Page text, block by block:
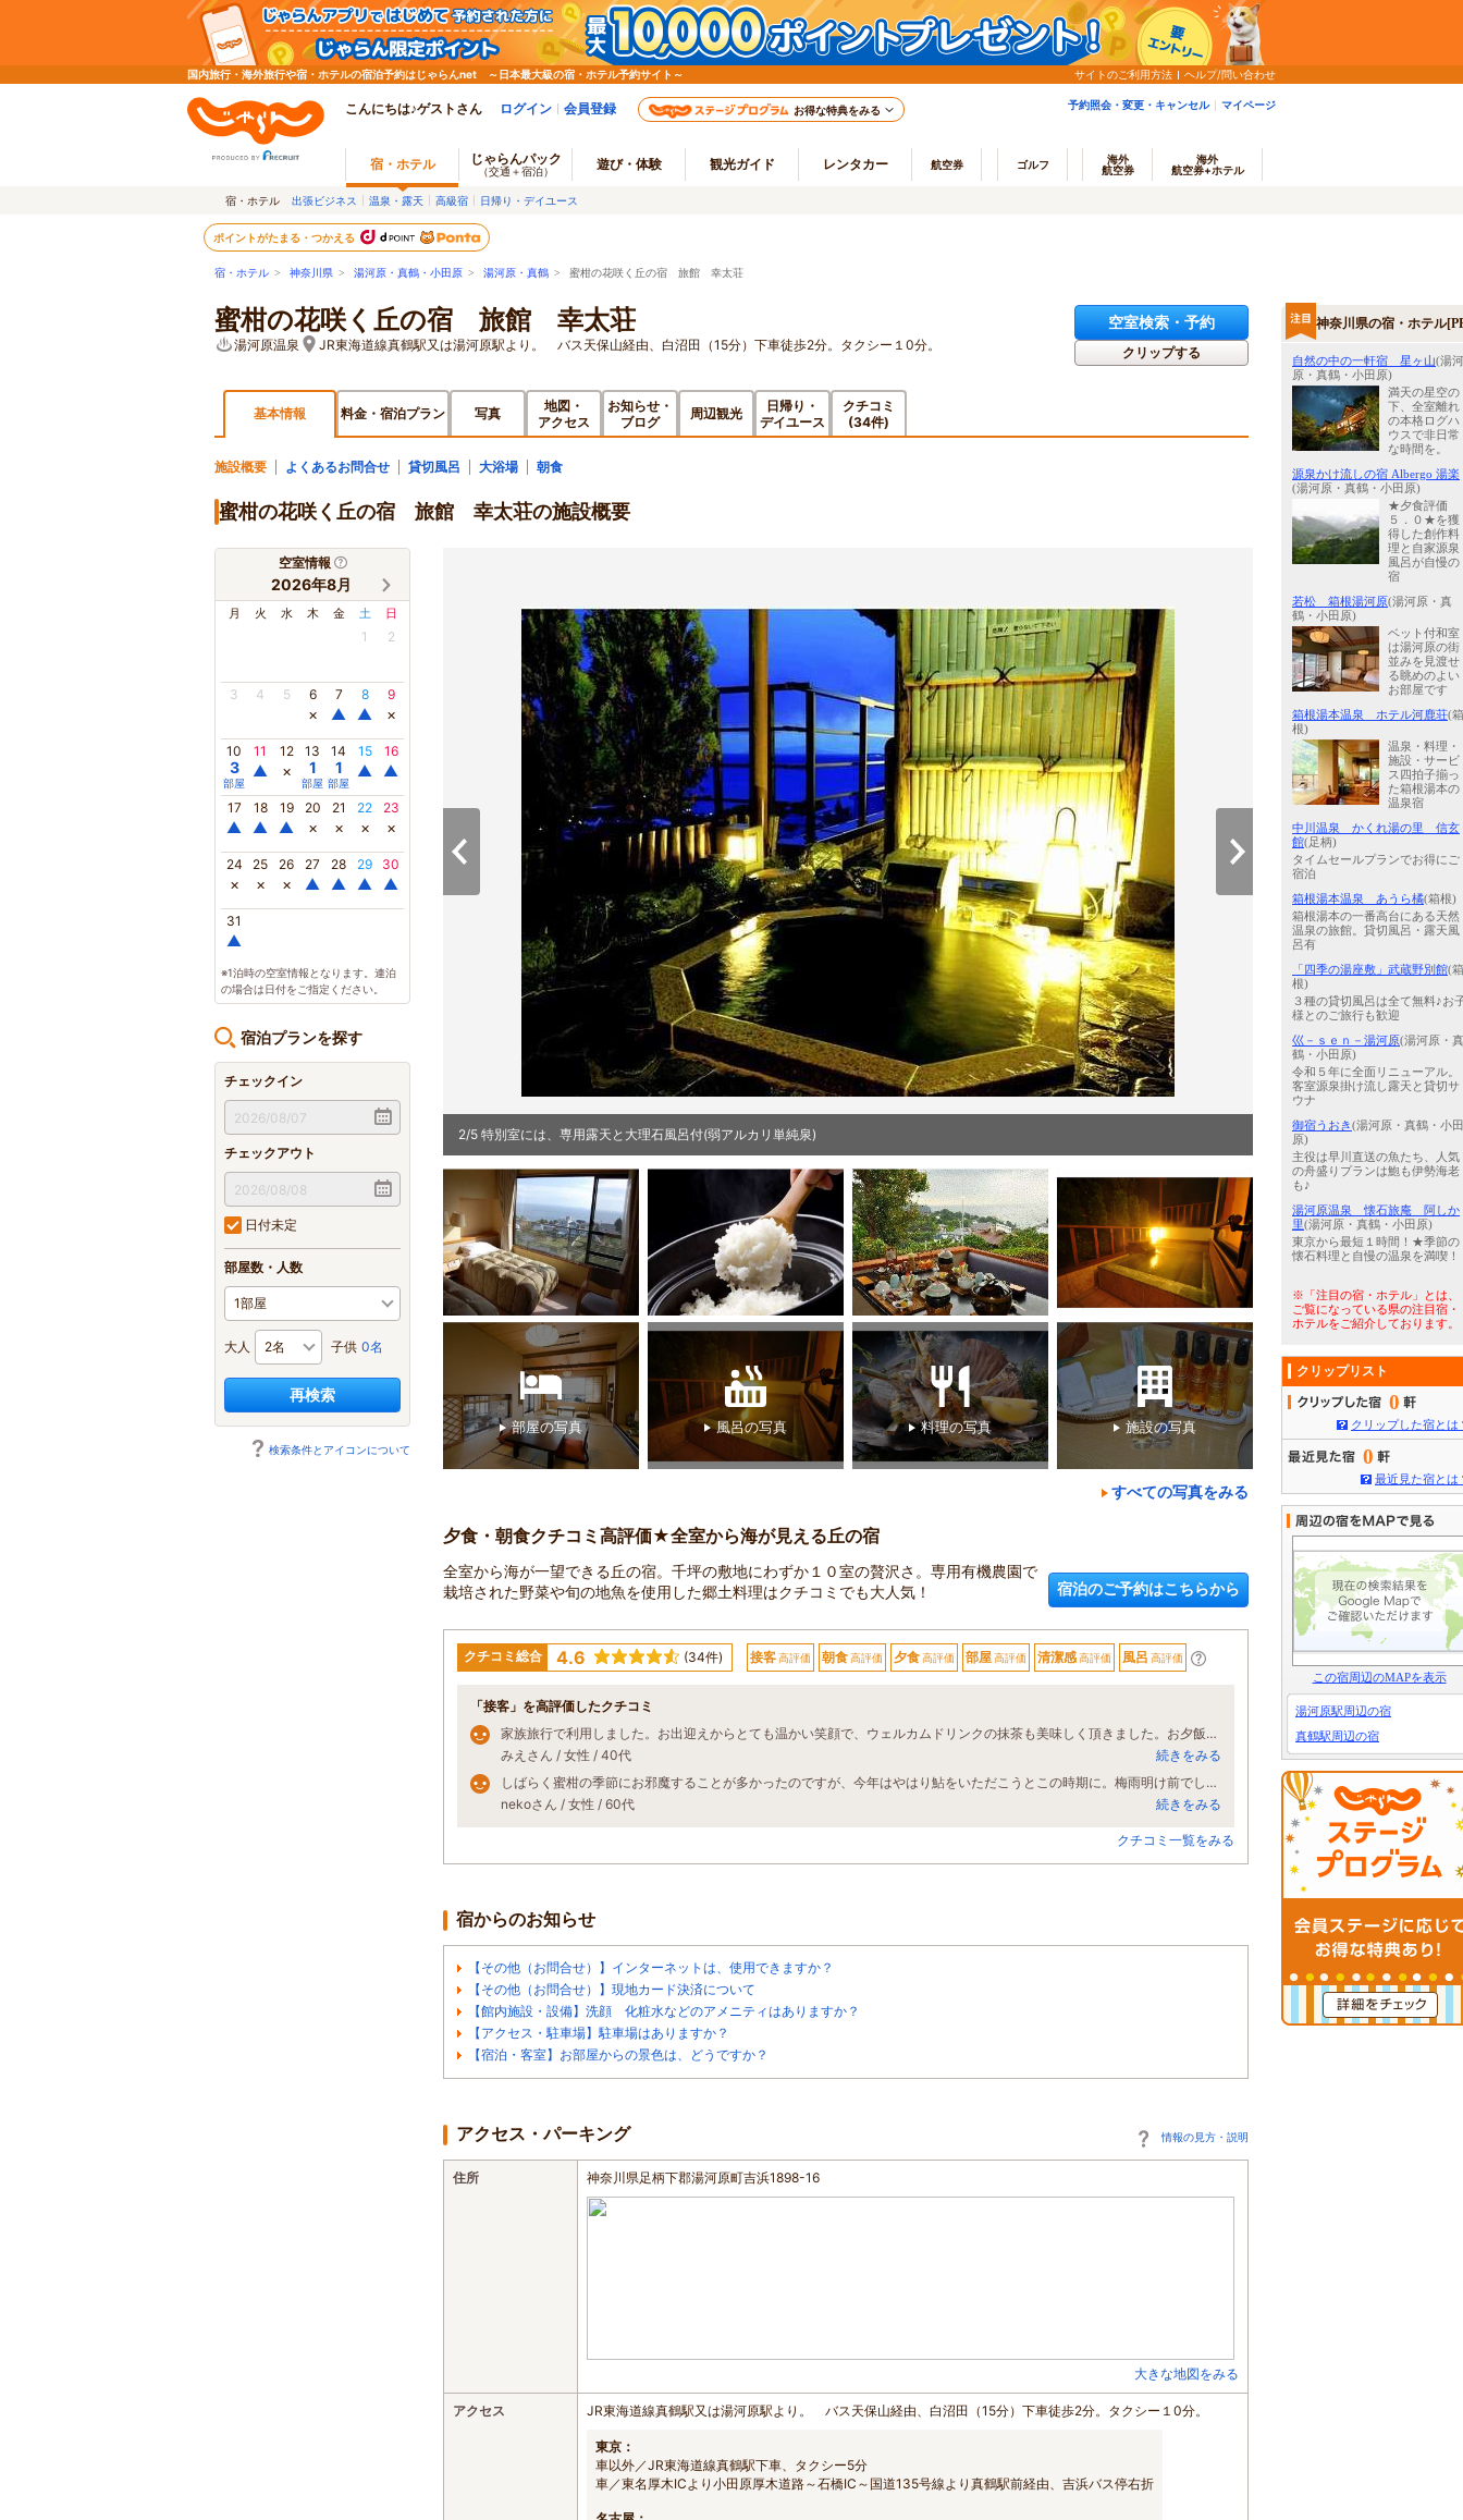
国内旅行・海外旅行や宿・ホテルの宿泊予約はじゃらんnet ～日本最大級の宿・ホテル予約サイト～ サイトのご利用方法 ヘルプ/問い合わせ
こんにちは♪ゲストさん ログイン 会員登録 お得な特典をみる 予約照会・変更・キャンセル マイページ
宿・ホテル じゃらんパック
（交通＋宿泊） 遊び・体験 観光ガイド レンタカー 航空券 ゴルフ
海外
航空券
海外
航空券+ホテル
宿・ホテル 出張ビジネス 温泉・露天 高級宿 日帰り・デイユース
ポイントがたまる・つかえる
宿・ホテル > 神奈川県 > 湯河原・真鶴・小田原 > 湯河原・真鶴 > 蜜柑の花咲く丘の宿 旅館 幸太荘
蜜柑の花咲く丘の宿 旅館 幸太荘
湯河原温泉 JR東海道線真鶴駅又は湯河原駅より。 バス天保山経由、白沼田（15分）下車徒歩2分。タクシー１0分。
空室検索・予約
クリップする
基本情報 料金・宿泊プラン 写真
地図・
アクセス
お知らせ・
ブログ
周辺観光
日帰り・
デイユース
クチコミ
(34件)
施設概要 よくあるお問合せ 貸切風呂 大浴場 朝食
蜜柑の花咲く丘の宿 旅館 幸太荘の施設概要
空室情報
2026年8月
月 火 水 木 金 土 日
1 2
3 4 5 6
×
7
▲
8
▲
9
×
10
3
部屋
11
▲
12
×
13
1
部屋
14
1
部屋
15
▲
16
▲
17
▲
18
▲
19
▲
20
×
21
×
22
×
23
×
24
×
25
×
26
×
27
▲
28
▲
29
▲
30
▲
31
▲
※1泊時の空室情報となります。連泊
の場合は日付をご指定ください。
宿泊プランを探す
チェックイン
チェックアウト
日付未定
部屋数・人数
大人 子供 0名
再検索
検索条件とアイコンについて
2/5 特別室には、専用露天と大理石風呂付(弱アルカリ単純泉) 地魚、鯵の磯焼き！
部屋の写真 風呂の写真 料理の写真 施設の写真
すべての写真をみる
夕食・朝食クチコミ高評価★全室から海が見える丘の宿
全室から海が一望できる丘の宿。千坪の敷地にわずか１０室の贅沢さ。専用有機農園で
栽培された野菜や旬の地魚を使用した郷土料理はクチコミでも大人気！
宿泊のご予約はこちらから
クチコミ総合 4.6 (34件) 接客高評価 朝食高評価 夕食高評価 部屋高評価 清潔感高評価 風呂 高評価
「接客」を高評価したクチコミ
家族旅行で利用しました。お出迎えからとても温かい笑顔で、ウェルカムドリンクの抹茶も美味しく頂きました。お夕飯は美味しいお魚料理三昧で、どれも美味しすぎて、お腹がかなりぱんぱんでしたが、全て頂きました。お風呂から見える景色も綺麗で、日の出の時刻を教えて頂いていたので、お部屋のお風呂から日の出をみて、贅沢な朝を迎えることができました。のんびり贅沢なおやすみを過ごすことができて本当に感謝しています。また是非お伺いしたいです。
みえさん / 女性 / 40代
続きをみる
しばらく蜜柑の季節にお邪魔することが多かったのですが、今年はやはり鮎をいただこうとこの時期に。梅雨明け前でしたが、幸いにも晴天に恵まれ、部屋のオーシャンビューも絶景。無理してでも休みとってよかった～。 お湯はいつも通り、化粧水のようなさらさら肌に優しい源泉かけ流し。きれいな汗が湯上りにもどんどん出て、デトックス気分半端ない。浴場の清掃が行き届いており、露天のお湯も本当にきれいに保たれていて、小さいお宿の良さを満喫できます。 鮎の朴葉焼きはふわっと立ち上る香りも素晴らしく、鮎も姿よし、味よしで、文句なしです。1500円で白いご飯を鮎の土鍋ご飯にできるとのことだったので、「もう鮎尽くしにしてやれ」とばかりにお願いしました。塩焼きの鮎2匹をのせて焚き上げた土鍋ご飯は、〆のはずがまた酒を呼びます。食べきれなかった分はお夜食のおにぎりにしていただけました。幸太荘名物のビーフシチューパイ包み焼きまで食べて満腹。まあ、スーパーでも売ってはいますが、鮎はやはりここで食べて正解。季節の特別感をしっかり堪能できました。 翌朝朝食をしっかり平らげ、ぎりぎりまでのんびり湯あみを繰り返して、お肌つるつるでチェックアウト。女将さんに「観光でいらっしゃりたいところ、ありますか？」と聞かれましたが、このお宿で一晩食べて飲んで汗を流せれば、それでいいんです。お世話になりました～。
nekoさん / 女性 / 60代
続きをみる
クチコミ一覧をみる
宿からのお知らせ
【その他（お問合せ）】インターネットは、使用できますか？
【その他（お問合せ）】現地カード決済について
【館内施設・設備】洗顔 化粧水などのアメニティはありますか？
【アクセス・駐車場】駐車場はありますか？
【宿泊・客室】お部屋からの景色は、どうですか？
アクセス・パーキング 情報の見方・説明
住所 神奈川県足柄下郡湯河原町吉浜1898-16
大きな地図をみる
アクセス JR東海道線真鶴駅又は湯河原駅より。 バス天保山経由、白沼田（15分）下車徒歩2分。タクシー１0分。
東京：
車以外／JR東海道線真鶴駅下車、タクシー5分
車／東名厚木ICより小田原厚木道路～石橋IC～国道135号線より真鶴駅前経由、吉浜バス停右折
神奈川県の宿・ホテル
自然の中の一軒宿 星ヶ山(湯河
原・真鶴・小田原)
満天の星空の
下、全室離れ
の本格ログハ
ウスで非日常
な時間を。
源泉かけ流しの宿 Albergo 湯楽
(湯河原・真鶴・小田原)
★夕食評価
５．０★を獲
得した創作料
理と自家源泉
風呂が自慢の
宿
若松 箱根湯河原(湯河原・真
鶴・小田原)
ベット付和室
は湯河原の街
並みを見渡せ
る眺めのよい
お部屋です
箱根湯本温泉 ホテル河鹿荘(箱
根)
温泉・料理・
施設・サービ
ス四拍子揃っ
た箱根湯本の
温泉宿
中川温泉 かくれ湯の里 信玄
館(足柄)
タイムセールプランでお得にご
宿泊
箱根湯本温泉 あうら橘(箱根)
箱根湯本の一番高台にある天然
温泉の旅館。貸切風呂・露天風
呂有
「四季の湯座敷」武蔵野別館(箱
根)
３種の貸切風呂は全て無料♪お
様とのご旅行も歓迎
巛－ｓｅｎ－湯河原(湯河原・真
鶴・小田原)
令和５年に全面リニューアル。
客室源泉掛け流し露天と貸切サ
ウナ
御宿うおき(湯河原・真鶴・小田
原)
主役は早川直送の魚たち、人気
の舟盛りプランは鮑も伊勢海老
も♪
湯河原温泉 懐石旅庵 阿しか
里(湯河原・真鶴・小田原)
東京から最短１時間！★季節の
懐石料理と自慢の温泉を満喫！
※「注目の宿・ホテル」とは、
ご覧になっている県の注目宿・
ホテルをご紹介しております。
クリップリスト
0
クリップした宿とは
0
最近見た宿とは
この宿周辺のMAPを表示
湯河原駅周辺の宿
真鶴駅周辺の宿